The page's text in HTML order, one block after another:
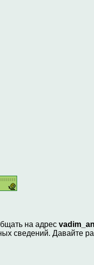
на адрес
сведений. Давайте